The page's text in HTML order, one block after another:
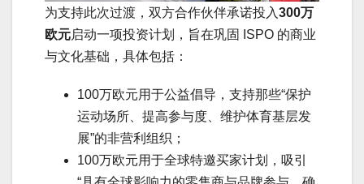
为支持此次过渡，双方合作伙伴承诺投入300万
欧元启动一项投资计划，旨在巩固 ISPO 的商业
与文化基础，具体包括：
100万欧元用于公益倡导，支持那些“保护
运动场所、提高参与度、维护体育基层发
展”的非营利组织；
100万欧元用于全球特邀买家计划，吸引